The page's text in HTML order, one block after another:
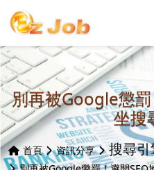
別再被Google懲
坐搜
首頁 資訊分享 搜尋